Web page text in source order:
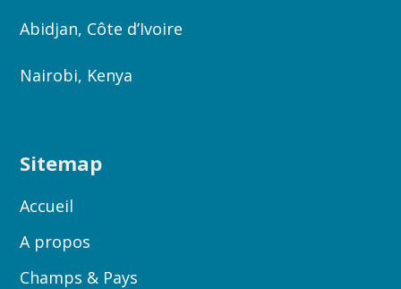
Abidjan, Côte d’Ivoire
Nairobi, Kenya
Sitemap
Accueil
A propos
Champs & Pays